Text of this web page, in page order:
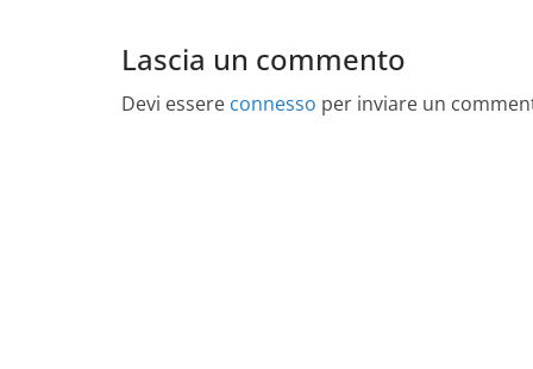
Lascia un commento
Devi essere connesso per inviare un